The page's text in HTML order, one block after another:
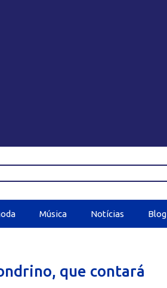
Música Notícias Blog
que contará